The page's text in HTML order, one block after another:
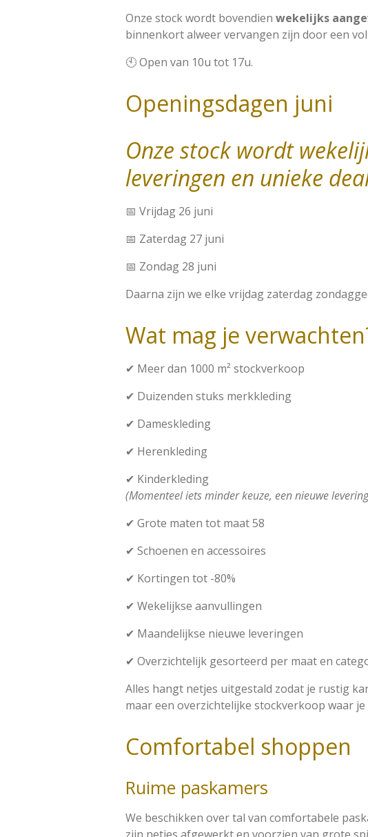
Onze stock wordt bovendien wekelijks
binnenkort alweer vervangen zijn door een
🕙 Open van 10u tot 17u.
Openingsdagen juni
Onze stock wordt
leveringen en unieke
📅 Vrijdag 26 juni
📅 Zaterdag 27 juni
📅 Zondag 28 juni
Daarna zijn we elke vrijdag zaterdag
Wat mag je
✔ Meer dan 1000 m² stockverkoop
✔ Duizenden stuks merkkleding
✔ Dameskleding
✔ Herenkleding
✔ Kinderkleding
(Momenteel iets minder keuze, een nieuwe
✔ Grote maten tot maat 58
✔ Schoenen en accessoires
✔ Kortingen tot -80%
✔ Wekelijkse aanvullingen
✔ Maandelijkse nieuwe leveringen
✔ Overzichtelijk gesorteerd per maat en
Alles hangt netjes uitgestald zodat je rustig
maar een overzichtelijke stockverkoop waar
Comfortabel shoppen
Ruime paskamers
We beschikken over tal van comfortabele
zijn netjes afgewerkt en voorzien van grote